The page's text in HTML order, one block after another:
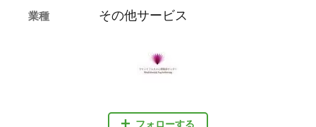
フォローする
業種 その他サービス